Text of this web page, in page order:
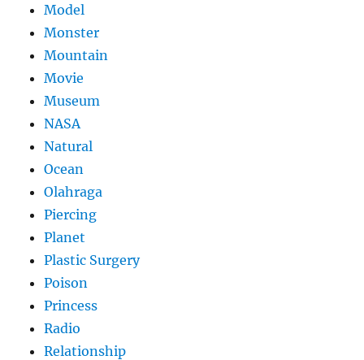
Model
Monster
Mountain
Movie
Museum
NASA
Natural
Ocean
Olahraga
Piercing
Planet
Plastic Surgery
Poison
Princess
Radio
Relationship